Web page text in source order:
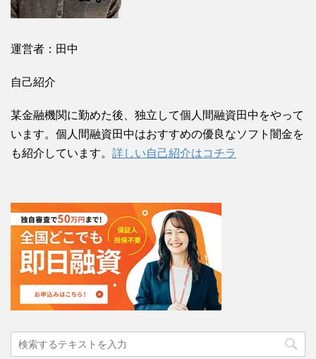
運営者：田中
自己紹介
某金融機関に勤めた後、独立して個人間融資田中をやって
います。個人間融資田中はおすすめの優良なソフト闇金を
も紹介しています。 詳しい自己紹介はコチラ